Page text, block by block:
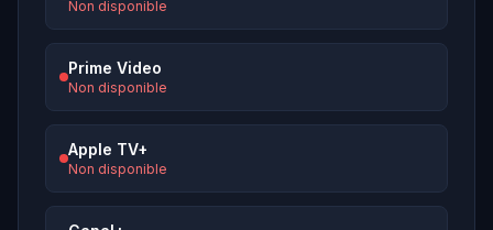
Non disponible
Prime Video
Non disponible
Apple TV+
Non disponible